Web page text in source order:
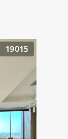
19015